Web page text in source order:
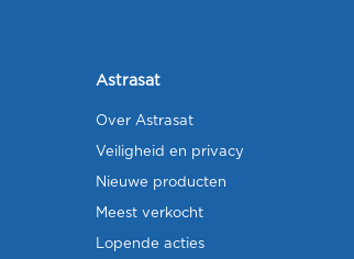
Astrasat
Over Astrasat
Veiligheid en privacy
Nieuwe producten
Meest verkocht
Lopende acties